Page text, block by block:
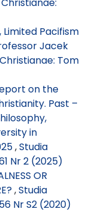
Limited Pacifism
Jacek
Tom
on the
Past –
in
,Studia
Nr 2 (2025)
OR
,Studia
Nr S2 (2020)